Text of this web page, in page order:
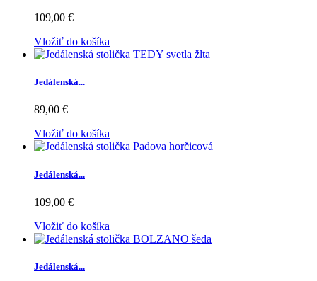
109,00 €
Vložiť do košíka
Jedálenská...
89,00 €
Vložiť do košíka
Jedálenská...
109,00 €
Vložiť do košíka
Jedálenská...